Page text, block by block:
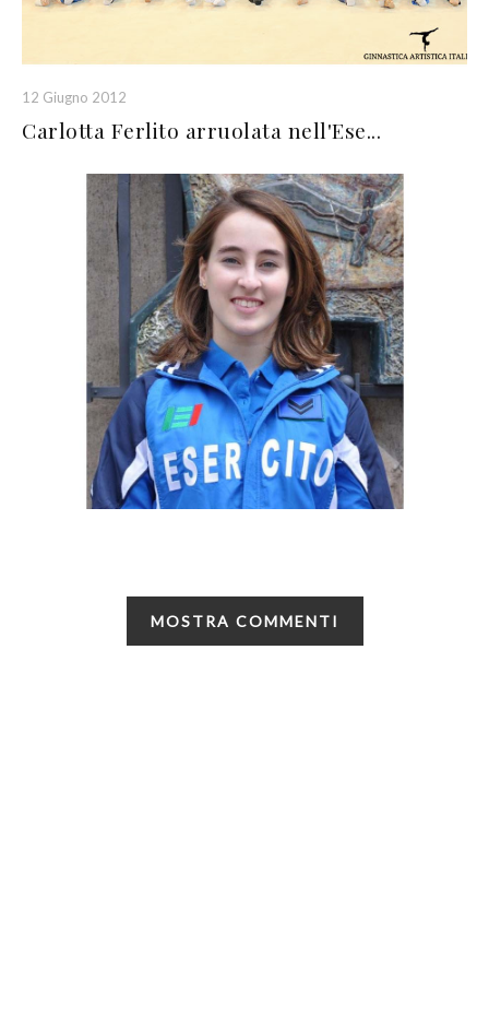
12 Giugno 2012
Carlotta Ferlito arruolata nell'Ese...
MOSTRA COMMENTI